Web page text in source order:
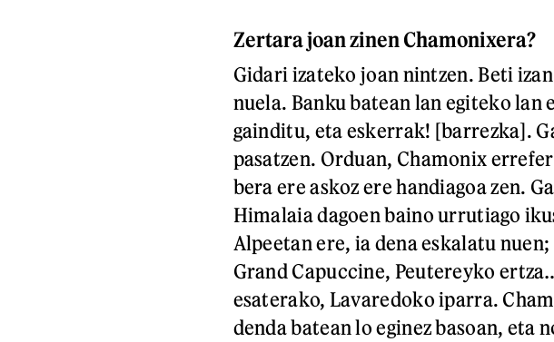
Zertara joan zinen Chamonixera?
Gidari izateko joan nintzen. Beti
nuela. Banku batean lan egiteko lan
gainditu, eta eskerrak! [barrezka].
pasatzen. Orduan, Chamonix
bera ere askoz ere handiagoa zen.
Himalaia dagoen baino urrutiago
Alpeetan ere, ia dena eskalatu
Grand Capuccine, Peutereyko
esaterako, Lavaredoko iparra.
denda batean lo eginez basoan, eta